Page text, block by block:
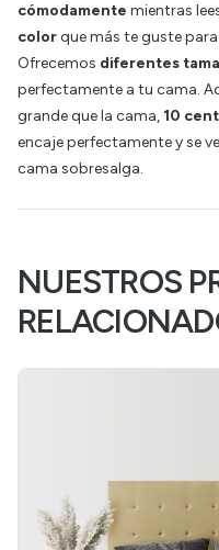
cómodamente mientras
colorque más te guste
Ofrecemos diferentes
perfectamente a tu cama.
grande que la cama, 10
encaje perfectamente y se
cama sobresalga.
NUESTROS